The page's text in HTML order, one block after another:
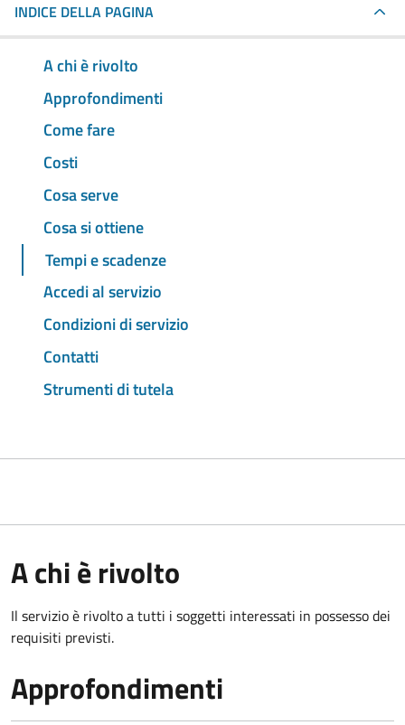
INDICE DELLA PAGINA
A chi è rivolto
Approfondimenti
Come fare
Costi
Cosa serve
Cosa si ottiene
Tempi e scadenze
Accedi al servizio
Condizioni di servizio
Contatti
Strumenti di tutela
A chi è rivolto
Il servizio è rivolto a tutti i soggetti interessati in possesso dei
requisiti previsti.
Approfondimenti